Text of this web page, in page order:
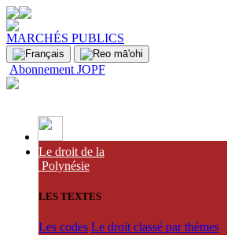
MARCHÉS PUBLICS
Abonnement JOPF
Le droit de la
Polynésie
LES TEXTES
Les codes Le droit classé par thèmes